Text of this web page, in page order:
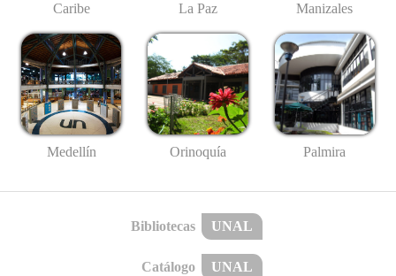
Caribe La Paz Manizales
Medellín Orinoquía Palmira
Bibliotecas UNAL
Catálogo UNAL